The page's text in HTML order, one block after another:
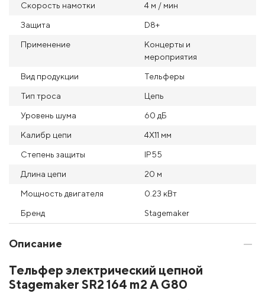
Скорость намотки 4 м / мин
Защита D8+
Применение
Концерты и
мероприятия
Вид продукции Тельферы
Тип троса Цепь
Уровень шума 60 дБ
Калибр цепи 4X11 мм
Степень защиты IP55
Длина цепи 20 м
Мощность двигателя 0.23 кВт
Бренд Stagemaker
Описание
Тельфер электрический цепной
Stagemaker SR2 164 m2 A G80